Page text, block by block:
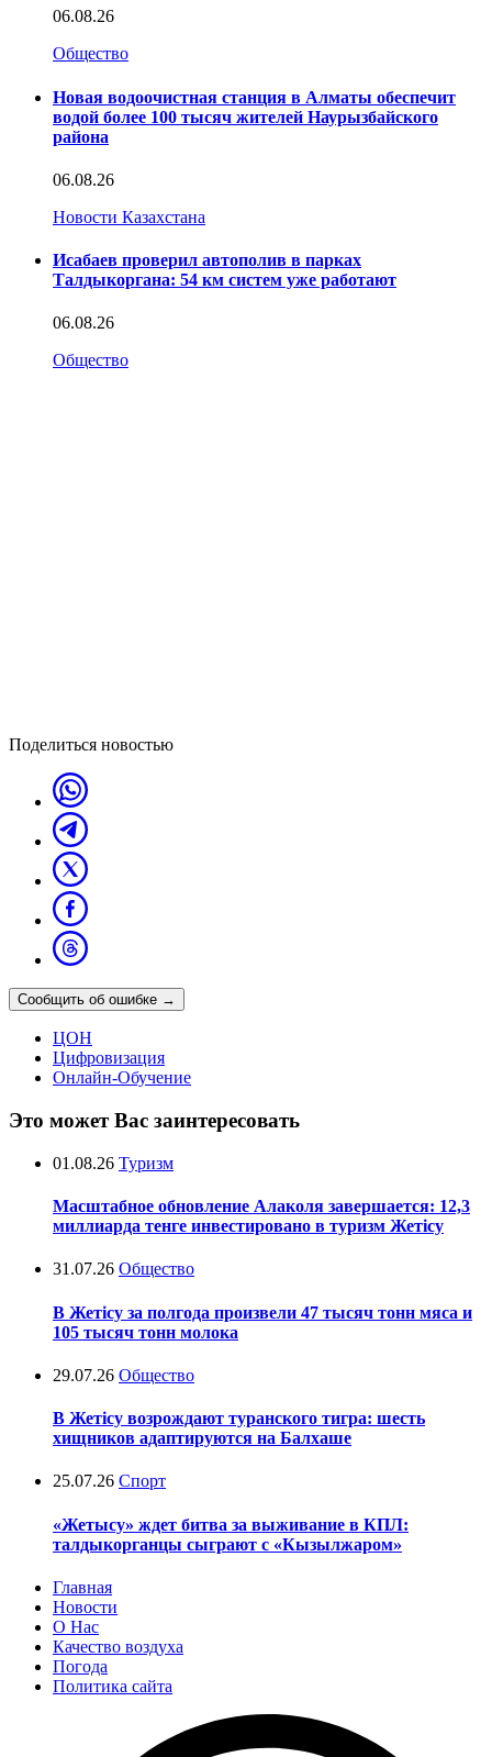
06.08.26
Общество
Новая водоочистная станция в Алматы обеспечит
водой более 100 тысяч жителей Наурызбайского
района
06.08.26
Новости Казахстана
Исабаев проверил автополив в парках
Талдыкоргана: 54 км систем уже работают
06.08.26
Общество
Поделиться новостью
Сообщить об ошибке →
ЦОН
Цифровизация
Онлайн-Обучение
Это может Вас заинтересовать
01.08.26 Туризм
Масштабное обновление Алаколя завершается: 12,3
миллиарда тенге инвестировано в туризм Жетісу
31.07.26 Общество
В Жетісу за полгода произвели 47 тысяч тонн мяса и
105 тысяч тонн молока
29.07.26 Общество
В Жетісу возрождают туранского тигра: шесть
хищников адаптируются на Балхаше
25.07.26 Спорт
«Жетысу» ждет битва за выживание в КПЛ:
талдыкорганцы сыграют с «Кызылжаром»
Главная
Новости
О Нас
Качество воздуха
Погода
Политика сайта